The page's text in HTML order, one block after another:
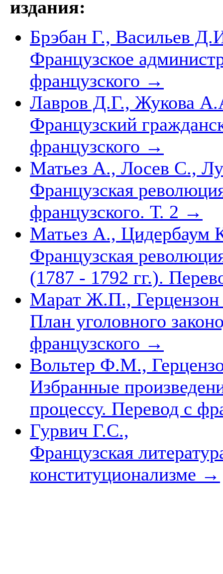
издания:
Брэбан Г., Васильев
Французское
французского →
Лавров Д.Г., Жукова
Французский
французского →
Матьез А., Лосев С.,
Французская
французского. Т. 2 →
Матьез А., Цидербаум
Французская
(1787 - 1792 гг.).
Марат Ж.П.,
План уголовного
французского →
Вольтер Ф.М.,
Избранные
процессу. Перевод с
Гурвич Г.С.,
Французская
конституционализме →